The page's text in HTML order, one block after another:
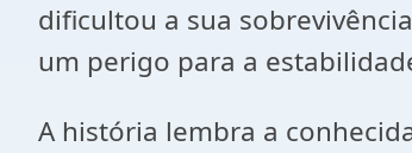
dificultou a sua
um perigo para a
A história lembra a